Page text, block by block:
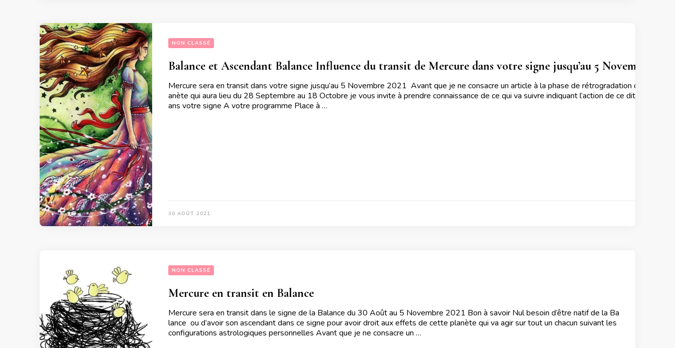
NON CLASSÉ
Balance et Ascendant Balance Influence du transit de Mercure dans votre signe jusqu’au 5 Novembre 2021
Mercure sera en transit dans votre signe jusqu’au 5 Novembre 2021 Avant que je ne consacre un article à la phase de rétrogradation de cette pl
anète qui aura lieu du 28 Septembre au 18 Octobre je vous invite à prendre connaissance de ce qui va suivre indiquant l’action de ce dit Mercure d
ans votre signe A votre programme Place à …
30 AOÛT 2021
NON CLASSÉ
Mercure en transit en Balance
Mercure sera en transit dans le signe de la Balance du 30 Août au 5 Novembre 2021 Bon à savoir Nul besoin d’être natif de la Ba
lance ou d’avoir son ascendant dans ce signe pour avoir droit aux effets de cette planète qui va agir sur tout un chacun suivant les
configurations astrologiques personnelles Avant que je ne consacre un …